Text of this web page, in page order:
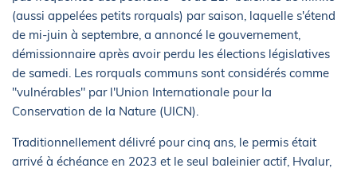
(aussi appelées petits rorquals) par saison, laquelle s'étend
de mi-juin à septembre, a annoncé le gouvernement,
démissionnaire après avoir perdu les élections législatives
de samedi. Les rorquals communs sont considérés comme
"vulnérables" par l'Union Internationale pour la
Conservation de la Nature (UICN).
Traditionnellement délivré pour cinq ans, le permis était
arrivé à échéance en 2023 et le seul baleinier actif, Hvalur,